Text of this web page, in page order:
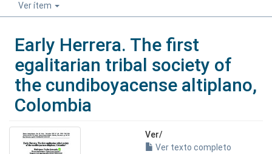
Ver ítem
Early Herrera. The first
egalitarian tribal society of
the cundiboyacense altiplano,
Colombia
Ver/
Ver texto completo